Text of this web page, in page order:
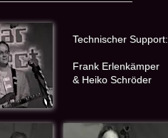
Technischer Support:
Frank Erlenkämper
& Heiko Schröder